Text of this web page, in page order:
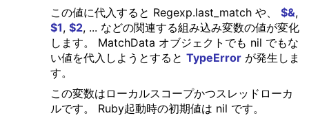
この値に代入すると Regexp.last_match や、 $&,
$1, $2, ... などの関連する組み込み変数の値が変化
します。 MatchData オブジェクトでも nil でもな
い値を代入しようとすると TypeErrorが発生しま
す。
この変数はローカルスコープかつスレッドローカ
ルです。 Ruby起動時の初期値は nil です。